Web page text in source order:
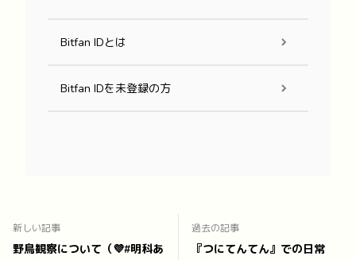
Bitfan IDとは
Bitfan IDを未登録の方
新しい記事
野鳥観察について（💜#明科あ
過去の記事
『つにてんてん』での日常